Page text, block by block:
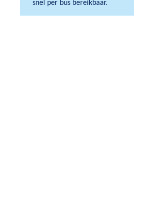
snel per bus bereikbaar.